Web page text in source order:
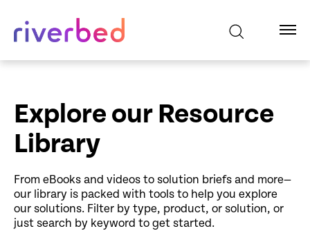
Explore our Resource
Library
From eBooks and videos to solution briefs and more—
our library is packed with tools to help you explore
our solutions. Filter by type, product, or solution, or
just search by keyword to get started.